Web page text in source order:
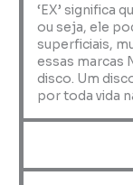
‘EX’ significa
ou seja, ele
superficiais,
essas marcas
disco. Um
por toda vida